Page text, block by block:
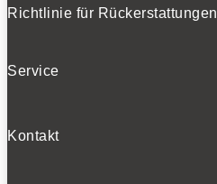
Richtlinie für Rückerstattungen
Service
Kontakt